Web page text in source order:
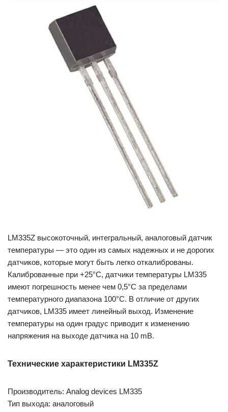
LM335Z высокоточный, интегральный, аналоговый датчик
температуры — это один из самых надежных и не дорогих
датчиков, которые могут быть легко откалиброваны.
Калиброванные при +25°С, датчики температуры LM335
имеют погрешность менее чем 0,5°С за пределами
температурного диапазона 100°C. В отличие от других
датчиков, LM335 имеет линейный выход. Изменение
температуры на один градус приводит к изменению
напряжения на выходе датчика на 10 mВ.
Технические характеристики LM335Z
Производитель: Analog devices LM335
Тип выхода: аналоговый